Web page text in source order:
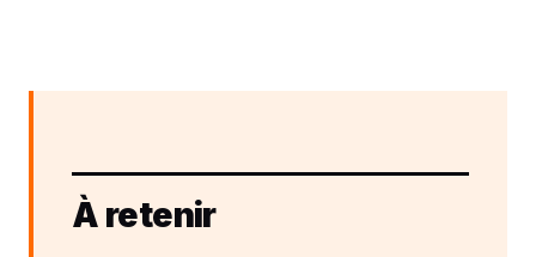
À retenir